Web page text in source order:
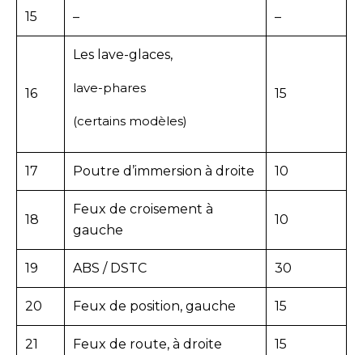
15 – –
16
Les lave-glaces,
lave-phares
(certains modèles)
15
17 Poutre d’immersion à droite 10
18
Feux de croisement à
gauche
10
19 ABS / DSTC 30
20 Feux de position, gauche 15
21 Feux de route, à droite 15